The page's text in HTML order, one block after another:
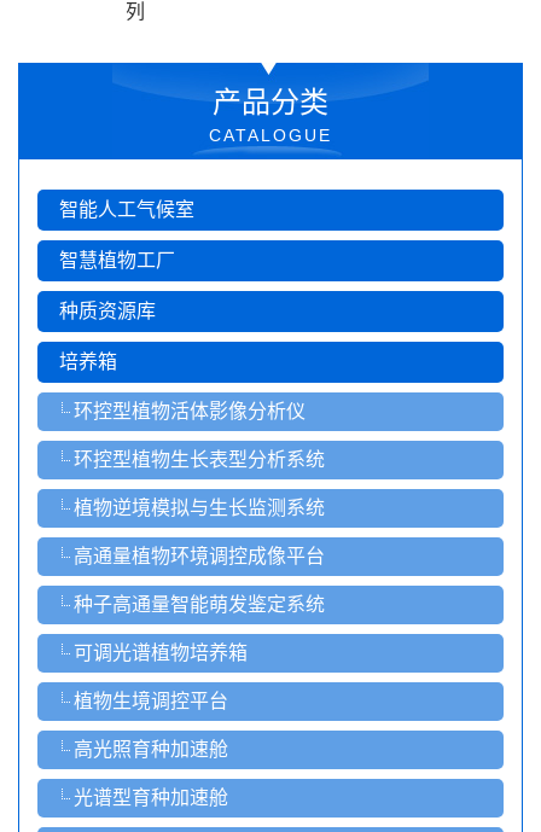
列
产品分类
CATALOGUE
智能人工气候室
智慧植物工厂
种质资源库
培养箱
环控型植物活体影像分析仪
环控型植物生长表型分析系统
植物逆境模拟与生长监测系统
高通量植物环境调控成像平台
种子高通量智能萌发鉴定系统
可调光谱植物培养箱
植物生境调控平台
高光照育种加速舱
光谱型育种加速舱